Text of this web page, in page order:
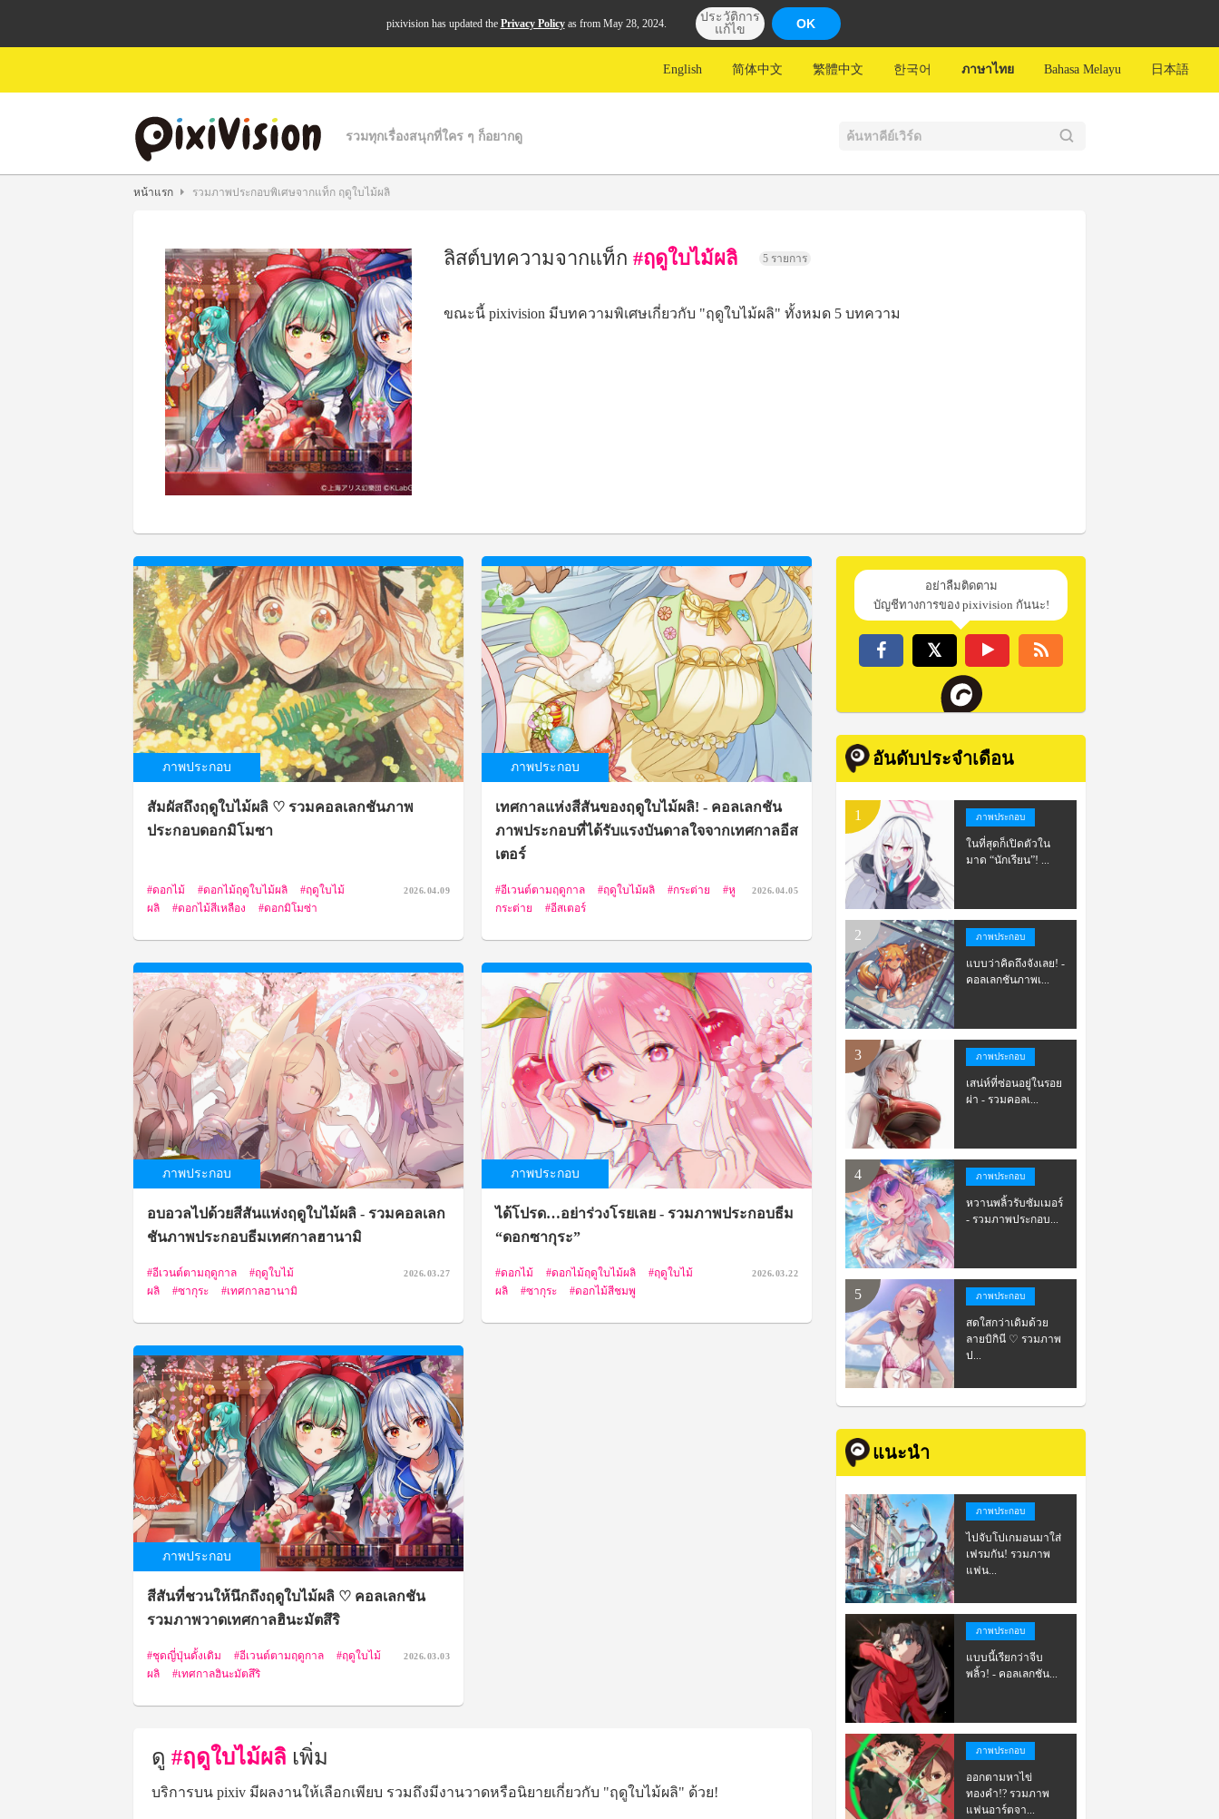
pixivision has updated the Privacy Policyas from May 28, 2024.
ประวัติการ
แก้ไข
OK
English 简体中文 繁體中文 한국어 ภาษาไทย Bahasa Melayu 日本語
รวมทุกเรื่องสนุกที่ใคร ๆ ก็อยากดู
หน้าแรก รวมภาพประกอบพิเศษจากแท็ก ฤดูใบไม้ผลิ
ลิสต์บทความจากแท็ก #ฤดูใบไม้ผลิ 5 รายการ
ขณะนี้ pixivision มีบทความพิเศษเกี่ยวกับ "ฤดูใบไม้ผลิ" ทั้งหมด 5 บทความ
ภาพประกอบ
สัมผัสถึงฤดูใบไม้ผลิ ♡ รวมคอลเลกชันภาพ
ประกอบดอกมิโมซา
ดอกไม้ ดอกไม้ฤดูใบไม้ผลิ
ฤดูใบไม้
ผลิ
ดอกไม้สีเหลือง ดอกมิโมซ่า
2026.04.09
ภาพประกอบ
เทศกาลแห่งสีสันของฤดูใบไม้ผลิ! - คอลเลกชัน
ภาพประกอบที่ได้รับแรงบันดาลใจจากเทศกาลอีส
เตอร์
อีเวนต์ตามฤดูกาล ฤดูใบไม้ผลิ กระต่าย
หู
กระต่าย
อีสเตอร์
2026.04.05
ภาพประกอบ
อบอวลไปด้วยสีสันแห่งฤดูใบไม้ผลิ - รวมคอลเลก
ชันภาพประกอบธีมเทศกาลฮานามิ
อีเวนต์ตามฤดูกาล
ฤดูใบไม้
ผลิ
ซากุระ เทศกาลฮานามิ
2026.03.27
ภาพประกอบ
ได้โปรด…อย่าร่วงโรยเลย - รวมภาพประกอบธีม
“ดอกซากุระ”
ดอกไม้ ดอกไม้ฤดูใบไม้ผลิ
ฤดูใบไม้
ผลิ
ซากุระ ดอกไม้สีชมพู
2026.03.22
ภาพประกอบ
สีสันที่ชวนให้นึกถึงฤดูใบไม้ผลิ ♡ คอลเลกชัน
รวมภาพวาดเทศกาลฮินะมัตสึริ
ชุดญี่ปุ่นดั้งเดิม อีเวนต์ตามฤดูกาล
ฤดูใบไม้
ผลิ
เทศกาลฮินะมัตสึริ
2026.03.03
ดู #ฤดูใบไม้ผลิ เพิ่ม
บริการบน pixiv มีผลงานให้เลือกเพียบ รวมถึงมีงานวาดหรือนิยายเกี่ยวกับ "ฤดูใบไม้ผลิ" ด้วย!
อย่าลืมติดตาม
บัญชีทางการของ pixivision กันนะ!
อันดับประจำเดือน
ภาพประกอบ
ในที่สุดก็เปิดตัวใน
มาด “นักเรียน”! ...
ภาพประกอบ
แบบว่าคิดถึงจังเลย! -
คอลเลกชันภาพเ...
ภาพประกอบ
เสน่ห์ที่ซ่อนอยู่ในรอย
ผ่า - รวมคอลเ...
ภาพประกอบ
หวานพลิ้วรับซัมเมอร์
- รวมภาพประกอบ...
ภาพประกอบ
สดใสกว่าเดิมด้วย
ลายบิกินี ♡ รวมภาพ
ป...
แนะนำ
ภาพประกอบ
ไปจับโปเกมอนมาใส่
เฟรมกัน! รวมภาพ
แฟน...
ภาพประกอบ
แบบนี้เรียกว่าจีบ
พลิ้ว! - คอลเลกชัน...
ภาพประกอบ
ออกตามหาไข่
ทองคำ!? รวมภาพ
แฟนอาร์ตจา...